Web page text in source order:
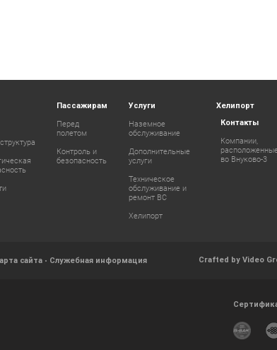
Пассажирам
Перед
полетом
Контроль и
безопасность
Услуги
Наземное
обслуживание
Дополнительные
услуги
Техническое
обслуживание и
ремонт ВС
Хелипорт
Хелипорт
Контакты
Компании,
во Внуково-3
сайта Служебная информация Crafted by Video